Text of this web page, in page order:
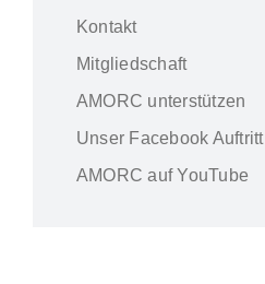
Kontakt
Mitgliedschaft
AMORC unterstützen
Unser Facebook Auftritt
AMORC auf YouTube